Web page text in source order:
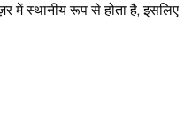
में स्थानीय रूप से होता है, इसलिए